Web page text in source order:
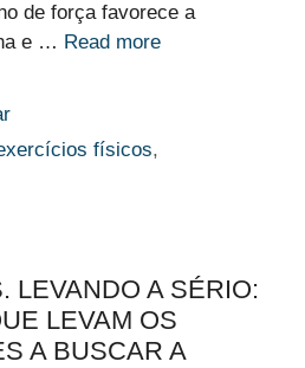
de força favorece a
e … Read more
físicos,
LEVANDO A SÉRIO:
LEVAM OS
A BUSCAR A